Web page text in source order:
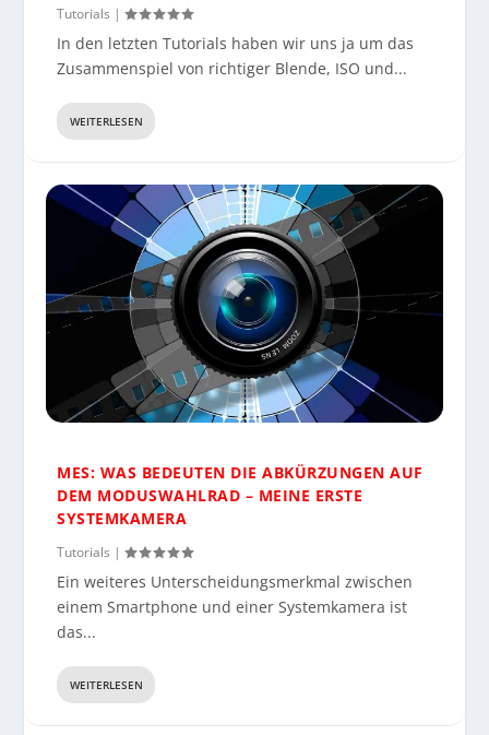
Tutorials |
In den letzten Tutorials haben wir uns ja um das
Zusammenspiel von richtiger Blende, ISO und...
WEITERLESEN
MES: WAS BEDEUTEN DIE ABKÜRZUNGEN AUF
DEM MODUSWAHLRAD – MEINE ERSTE
SYSTEMKAMERA
Tutorials |
Ein weiteres Unterscheidungsmerkmal zwischen
einem Smartphone und einer Systemkamera ist
das...
WEITERLESEN